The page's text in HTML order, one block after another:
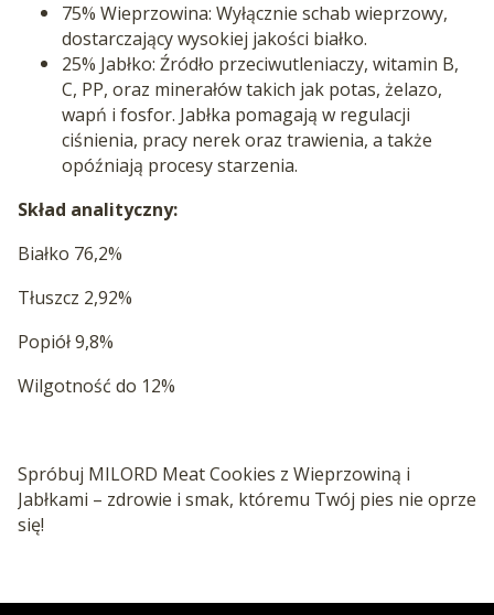
75% Wieprzowina: Wyłącznie schab wieprzowy,
dostarczający wysokiej jakości białko.
25% Jabłko: Źródło przeciwutleniaczy, witamin B,
C, PP, oraz minerałów takich jak potas, żelazo,
wapń i fosfor. Jabłka pomagają w regulacji
ciśnienia, pracy nerek oraz trawienia, a także
opóźniają procesy starzenia.
Skład analityczny:
Białko 76,2%
Tłuszcz 2,92%
Popiół 9,8%
Wilgotność do 12%
Spróbuj MILORD Meat Cookies z Wieprzowiną i
Jabłkami – zdrowie i smak, któremu Twój pies nie oprze
się!